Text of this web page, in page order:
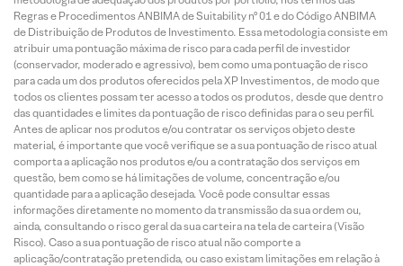
Regras e Procedimentos ANBIMA de Suitability nº 01 e do Código ANBIMA
de Distribuição de Produtos de Investimento. Essa metodologia consiste em
atribuir uma pontuação máxima de risco para cada perfil de investidor
(conservador, moderado e agressivo), bem como uma pontuação de risco
para cada um dos produtos oferecidos pela XP Investimentos, de modo que
todos os clientes possam ter acesso a todos os produtos, desde que dentro
das quantidades e limites da pontuação de risco definidas para o seu perfil.
Antes de aplicar nos produtos e/ou contratar os serviços objeto deste
material, é importante que você verifique se a sua pontuação de risco atual
comporta a aplicação nos produtos e/ou a contratação dos serviços em
questão, bem como se há limitações de volume, concentração e/ou
quantidade para a aplicação desejada. Você pode consultar essas
informações diretamente no momento da transmissão da sua ordem ou,
ainda, consultando o risco geral da sua carteira na tela de carteira (Visão
Risco). Caso a sua pontuação de risco atual não comporte a
aplicação/contratação pretendida, ou caso existam limitações em relação à